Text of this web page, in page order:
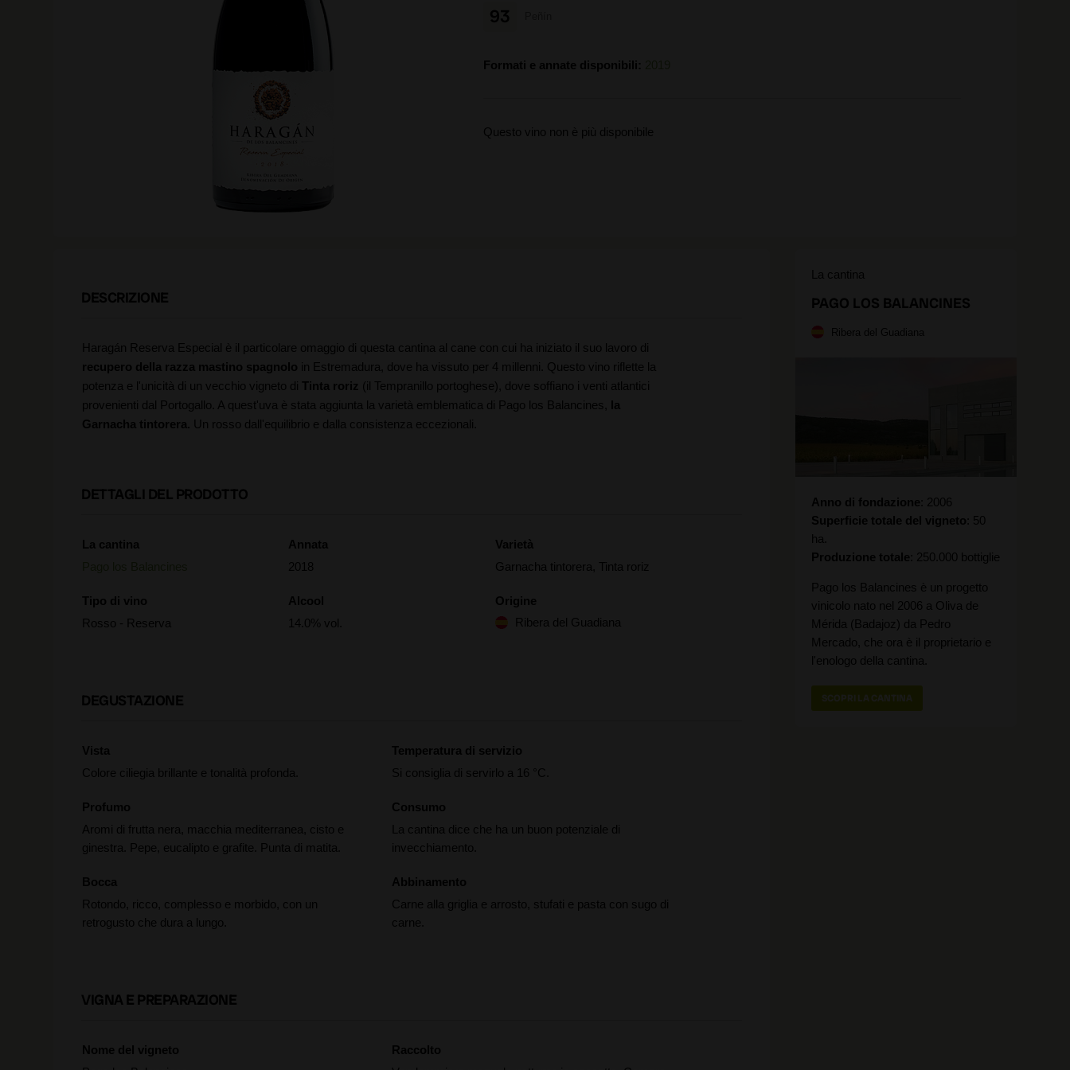
93
Formati e annate disponibili:
Questo vino non è più disponibile
DESCRIZIONE
Haragán Reserva Especial è il particolare omaggio di questa cantina al cane con cui ha iniziato il suo lavoro di
recupero della razza mastino spagnolo in Estremadura, dove ha vissuto per 4 millenni. Questo vino riflette la
potenza e l'unicità di un vecchio vigneto di Tinta roriz (il Tempranillo portoghese), dove soffiano i venti atlantici
provenienti dal Portogallo. A quest'uva è stata aggiunta la varietà emblematica di Pago los Balancines, la
Garnacha tintorera. Un rosso dall'equilibrio e dalla consistenza eccezionali.
DETTAGLI DEL PRODOTTO
La cantina
Tipo di vino
Rosso - Reserva
Annata
2018
Alcool
14.0% vol.
Varietà
Garnacha tintorera, Tinta roriz
Origine
Ribera del Guadiana
DEGUSTAZIONE
Vista
Colore ciliegia brillante e tonalità profonda.
Profumo
Aromi di frutta nera, macchia mediterranea, cisto e
ginestra. Pepe, eucalipto e grafite. Punta di matita.
Bocca
Rotondo, ricco, complesso e morbido, con un
retrogusto che dura a lungo.
Temperatura di servizio
Si consiglia di servirlo a 16 °C.
Consumo
La cantina dice che ha un buon potenziale di
invecchiamento.
Abbinamento
Carne alla griglia e arrosto, stufati e pasta con sugo di
carne.
VIGNA E PREPARAZIONE
Nome del vigneto
Raccolto
La cantina
PAGO LOS BALANCINES
Ribera del Guadiana
Anno di fondazione
2006
Superficie totale del vigneto 50
ha.
Produzione totale
250.000 bottiglie
Pago los Balancines è un progetto
vinicolo nato nel 2006 a Oliva de
Mérida (Badajoz) da Pedro
Mercado, che ora è il proprietario e
l'enologo della cantina.
SCOPRI LA CANTINA